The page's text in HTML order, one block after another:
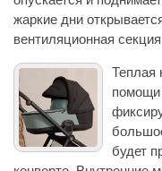
жаркие дни
вентиляционная
Теплая
помощи
будет